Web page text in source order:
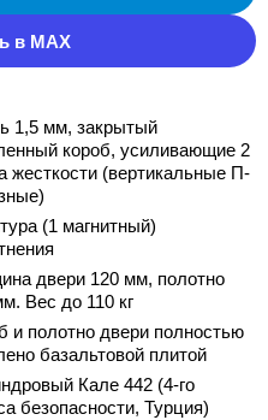
в MAX
1,5 мм, закрытый
короб, усиливающие 2
жесткости (вертикальные П-
(1 магнитный)
двери 120 мм, полотно
Вес до 110 кг
и полотно двери полностью
базальтовой плитой
Кале 442 (4-го
безопасности, Турция)